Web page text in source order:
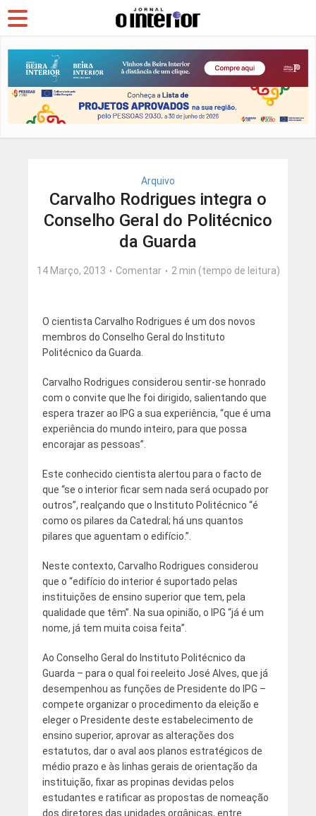
Arquivo
Carvalho Rodrigues integra o
Conselho Geral do Politécnico
da Guarda
14 Março, 2013 Comentar 2 min (tempo de leitura)
O cientista Carvalho Rodrigues é um dos novos
membros do Conselho Geral do Instituto
Politécnico da Guarda.
Carvalho Rodrigues considerou sentir-se honrado
com o convite que lhe foi dirigido, salientando que
espera trazer ao IPG a sua experiência, “que é uma
experiência do mundo inteiro, para que possa
encorajar as pessoas”.
Este conhecido cientista alertou para o facto de
que “se o interior ficar sem nada será ocupado por
outros”, realçando que o Instituto Politécnico “é
como os pilares da Catedral; há uns quantos
pilares que aguentam o edifício.”.
Neste contexto, Carvalho Rodrigues considerou
que o “edifício do interior é suportado pelas
instituições de ensino superior que tem, pela
qualidade que têm”. Na sua opinião, o IPG “já é um
nome, já tem muita coisa feita”.
Ao Conselho Geral do Instituto Politécnico da
Guarda – para o qual foi reeleito José Alves, que já
desempenhou as funções de Presidente do IPG –
compete organizar o procedimento da eleição e
eleger o Presidente deste estabelecimento de
ensino superior, aprovar as alterações dos
estatutos, dar o aval aos planos estratégicos de
médio prazo e às linhas gerais de orientação da
instituição, fixar as propinas devidas pelos
estudantes e ratificar as propostas de nomeação
dos diretores das unidades orgânicas, entre